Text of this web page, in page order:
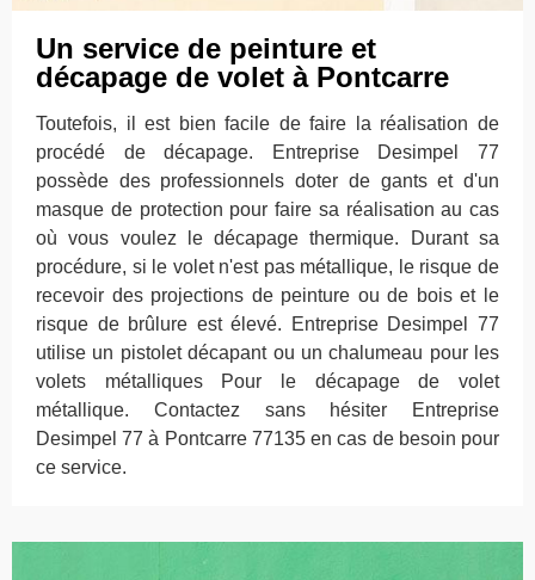
Un service de peinture et
décapage de volet à Pontcarre
Toutefois, il est bien facile de faire la réalisation de
procédé de décapage. Entreprise Desimpel 77
possède des professionnels doter de gants et d'un
masque de protection pour faire sa réalisation au cas
où vous voulez le décapage thermique. Durant sa
procédure, si le volet n'est pas métallique, le risque de
recevoir des projections de peinture ou de bois et le
risque de brûlure est élevé. Entreprise Desimpel 77
utilise un pistolet décapant ou un chalumeau pour les
volets métalliques Pour le décapage de volet
métallique. Contactez sans hésiter Entreprise
Desimpel 77 à Pontcarre 77135 en cas de besoin pour
ce service.